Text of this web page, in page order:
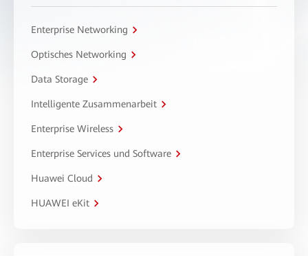
Enterprise Networking
Optisches Networking
Data Storage
Intelligente Zusammenarbeit
Enterprise Wireless
Enterprise Services und Software
Huawei Cloud
HUAWEI eKit